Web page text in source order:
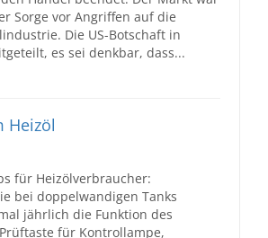
Sorge vor Angriffen auf die
Die US-Botschaft in
es sei denkbar, dass...
Heizöl
für Heizölverbraucher:
bei doppelwandigen Tanks
jährlich die Funktion des
für Kontrollampe,